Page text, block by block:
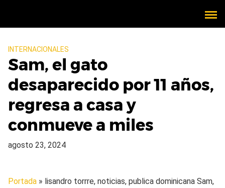
INTERNACIONALES
Sam, el gato
desaparecido por 11 años,
regresa a casa y
conmueve a miles
agosto 23, 2024
Portada » lisandro torrre, noticias, publica dominicana Sam,